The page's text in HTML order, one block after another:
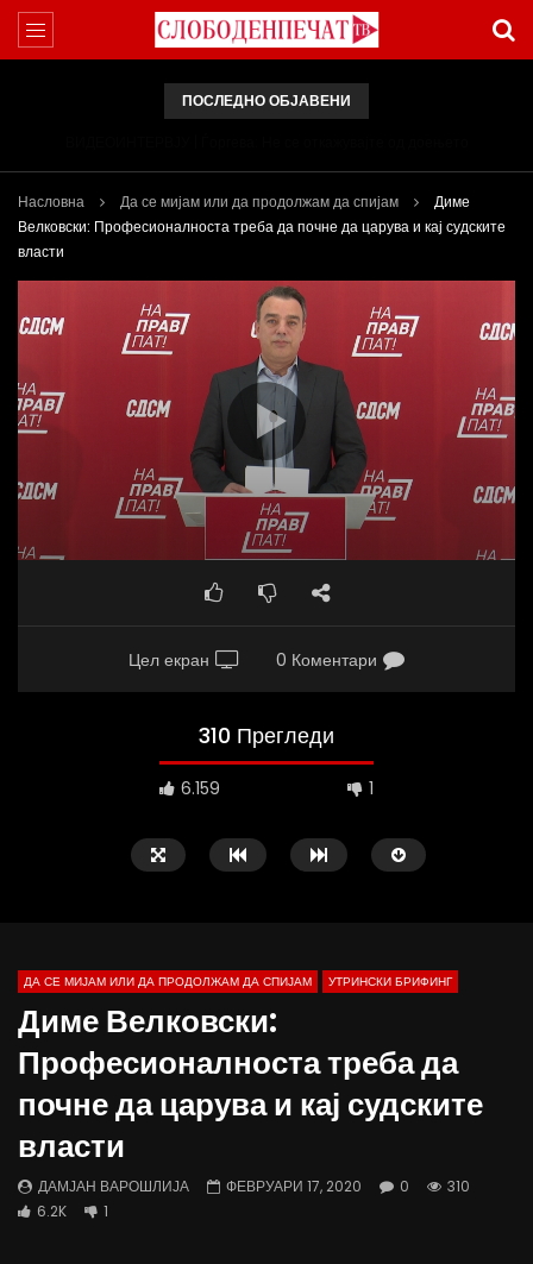
ПОСЛЕДНО ОБЈАВЕНИ
Насловна Да се мијам или да продолжам да спијам
Диме
Велковски: Професионалноста треба да почне да царува и кај судските
власти
Цел екран 0 Коментари
310 Прегледи
6.159 1
трае предолго за да дозволиме лесно
ДАМЈАН ВАРОШЛИЈА
ЈУНИ 30, 2022
0
2.6K
флексибилна држава
ЈУНИ 30, 2022
ДА СЕ МИЈАМ ИЛИ ДА ПРОДОЛЖАМ ДА СПИЈАМ УТРИНСКИ БРИФИНГ
Диме Велковски:
Професионалноста треба да
почне да царува и кај судските
власти
ДАМЈАН ВАРОШЛИЈА ФЕВРУАРИ 17, 2020 0
310
6.2K
1